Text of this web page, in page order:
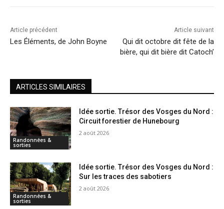
Article précédent
Les Éléments, de John Boyne
Article suivant
Qui dit octobre dit fête de la
bière, qui dit bière dit Catoch’
ARTICLES SIMILAIRES
Randonnées &
sorties
Idée sortie. Trésor des Vosges du Nord :
Circuit forestier de Hunebourg
2 août 2026
Randonnées &
sorties
Idée sortie. Trésor des Vosges du Nord :
Sur les traces des sabotiers
2 août 2026